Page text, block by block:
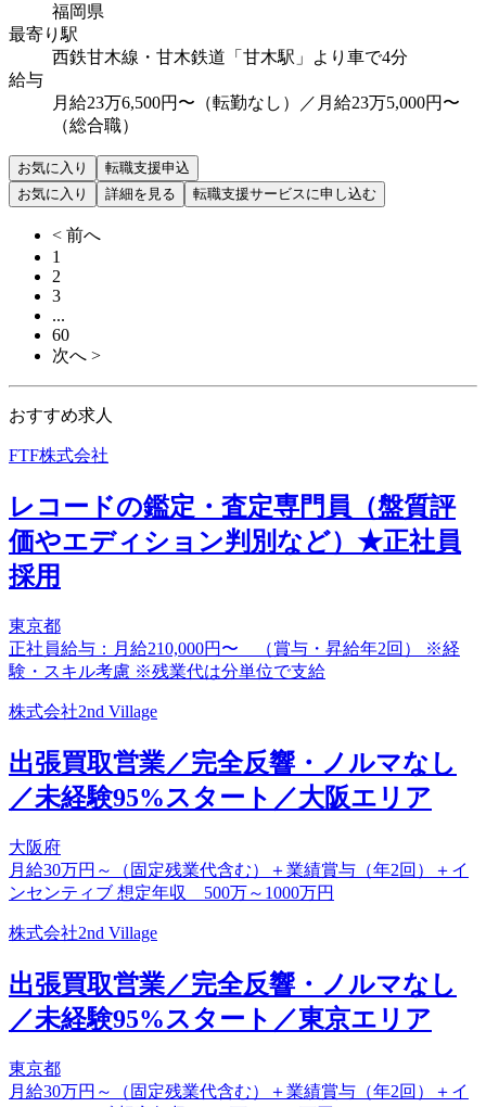
福岡県
最寄り駅
西鉄甘木線・甘木鉄道「甘木駅」より車で4分
給与
月給23万6,500円〜（転勤なし）／月給23万5,000円〜
（総合職）
お気に入り
転職支援申込
お気に入り
詳細を見る 転職支援サービスに申し込む
< 前へ
1
2
3
...
60
次へ >
おすすめ求人
FTF株式会社
レコードの鑑定・査定専門員（盤質評
価やエディション判別など）★正社員
採用
東京都
正社員給与：月給210,000円〜 （賞与・昇給年2回） ※経
験・スキル考慮 ※残業代は分単位で支給
株式会社2nd Village
出張買取営業／完全反響・ノルマなし
／未経験95%スタート／大阪エリア
大阪府
月給30万円～（固定残業代含む）＋業績賞与（年2回）＋イ
ンセンティブ 想定年収 500万～1000万円
株式会社2nd Village
出張買取営業／完全反響・ノルマなし
／未経験95%スタート／東京エリア
東京都
月給30万円～（固定残業代含む）＋業績賞与（年2回）＋イ